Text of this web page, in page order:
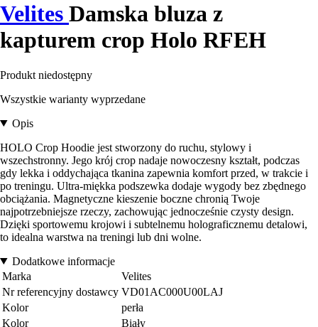
Velites Damska bluza z
kapturem crop Holo RFEH
Produkt niedostępny
Wszystkie warianty wyprzedane
Opis
HOLO Crop Hoodie jest stworzony do ruchu, stylowy i
wszechstronny. Jego krój crop nadaje nowoczesny kształt, podczas
gdy lekka i oddychająca tkanina zapewnia komfort przed, w trakcie i
po treningu. Ultra-miękka podszewka dodaje wygody bez zbędnego
obciążania. Magnetyczne kieszenie boczne chronią Twoje
najpotrzebniejsze rzeczy, zachowując jednocześnie czysty design.
Dzięki sportowemu krojowi i subtelnemu holograficznemu detalowi,
to idealna warstwa na treningi lub dni wolne.
Dodatkowe informacje
Marka
Velites
Nr referencyjny dostawcy VD01AC000U00LAJ
Kolor
perła
Kolor
Biały